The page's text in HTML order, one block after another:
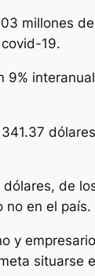
millones
19.
9%
de
no en el país.
y
situarse